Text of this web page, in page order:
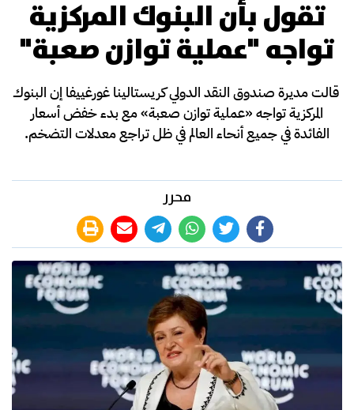
تقول بأن البنوك المركزية
تواجه "عملية توازن صعبة"
قالت مديرة صندوق النقد الدولي كريستالينا غورغييفا إن البنوك
المركزية تواجه «عملية توازن صعبة» مع بدء خفض أسعار
الفائدة في جميع أنحاء العالم في ظل تراجع معدلات التضخم.
محرر